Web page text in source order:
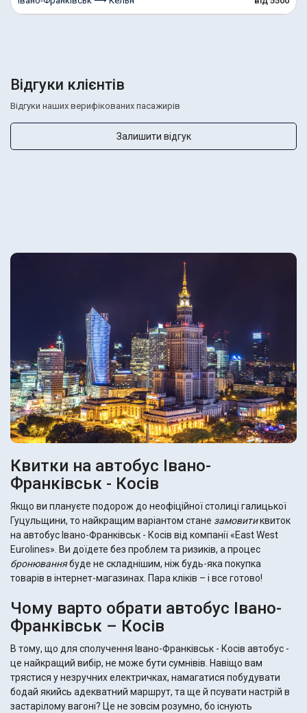
Відгуки клієнтів
Відгуки наших верифікованих пасажирів
Залишити відгук
Квитки на автобус Івано-
Франківськ - Косів
Якщо ви плануєте подорож до неофіційної столиці галицької
Гуцульщини, то найкращим варіантом стане замовитиквиток
на автобус Івано-Франківськ - Косів від компанії «East West
Eurolines». Ви доїдете без проблем та ризиків, а процес
бронюваннябуде не складнішим, ніж будь-яка покупка
товарів в інтернет-магазинах. Пара кліків – і все готово!
Чому варто обрати автобус Івано-
Франківськ – Косів
В тому, що для сполучення Івано-Франківськ - Косів автобус -
це найкращий вибір, не може бути сумнівів. Навіщо вам
трястися у незручних електричках, намагатися побудувати
бодай якийсь адекватний маршрут, та ще й псувати настрій в
застарілому вагоні? Це не зовсім розумно, бо існують